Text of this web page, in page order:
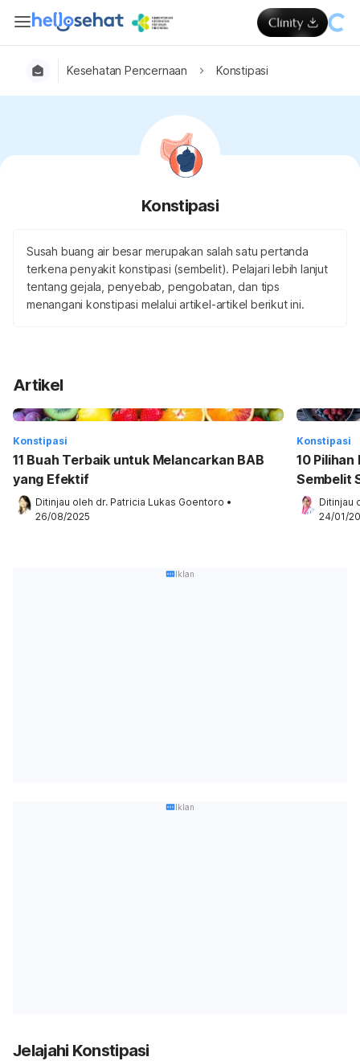
Kesehatan Pencernaan Konstipasi
Konstipasi
Susah buang air besar merupakan salah satu pertanda
terkena penyakit konstipasi (sembelit). Pelajari lebih lanjut
tentang gejala, penyebab, pengobatan, dan tips
menangani konstipasi melalui artikel-artikel berikut ini.
Artikel
Konstipasi
11 Buah Terbaik untuk Melancarkan BAB
yang Efektif
Ditinjau oleh dr. Patricia Lukas Goentoro •
26/08/2025
Konstipasi
10
Sembelit
Ditinjau
24/01/
Iklan
Iklan
Jelajahi Konstipasi